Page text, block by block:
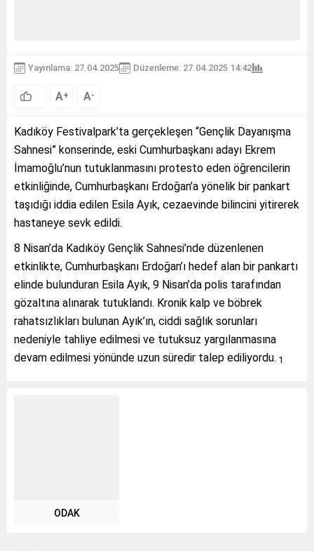
Yayınlama: 27.04.2025 Düzenleme: 27.04.2025 14:42
A+ A-
Kadıköy Festivalpark’ta gerçekleşen “Gençlik Dayanışma
Sahnesi” konserinde, eski Cumhurbaşkanı adayı Ekrem
İmamoğlu’nun tutuklanmasını protesto eden öğrencilerin
etkinliğinde, Cumhurbaşkanı Erdoğan’a yönelik bir pankart
taşıdığı iddia edilen Esila Ayık, cezaevinde bilincini yitirerek
hastaneye sevk edildi.
8 Nisan’da Kadıköy Gençlik Sahnesi’nde düzenlenen
etkinlikte, Cumhurbaşkanı Erdoğan’ı hedef alan bir pankartı
elinde bulunduran Esila Ayık, 9 Nisan’da polis tarafından
gözaltına alınarak tutuklandı. Kronik kalp ve böbrek
rahatsızlıkları bulunan Ayık’ın, ciddi sağlık sorunları
nedeniyle tahliye edilmesi ve tutuksuz yargılanmasına
devam edilmesi yönünde uzun süredir talep ediliyordu. 1
ODAK